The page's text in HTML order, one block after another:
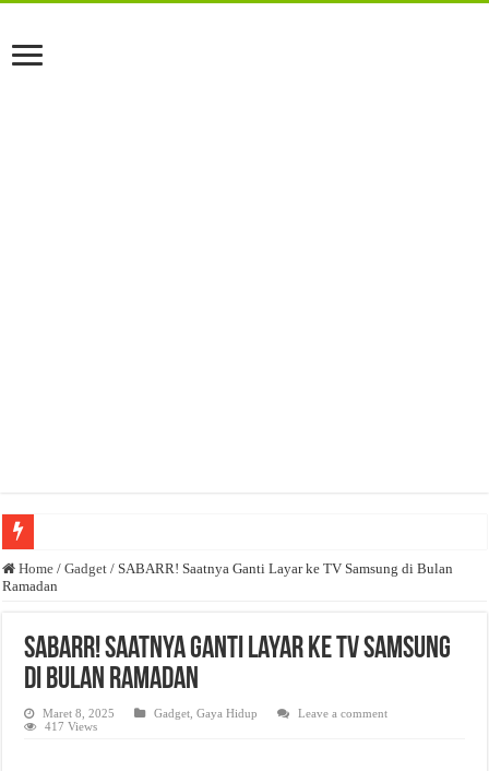
Anda butuh promosi usaha? Kontak ke Email redaksi@bisnisnasional.com
Dibutuhkan Marketing. Lamaran di-email ke redaksi@bisnisnasional.com
Home / Gadget / SABARR! Saatnya Ganti Layar ke TV Samsung di Bulan
Ramadan
SABARR! Saatnya Ganti Layar ke TV Samsung
di Bulan Ramadan
Maret 8, 2025 Gadget ,Gaya Hidup
Leave a comment
417 Views